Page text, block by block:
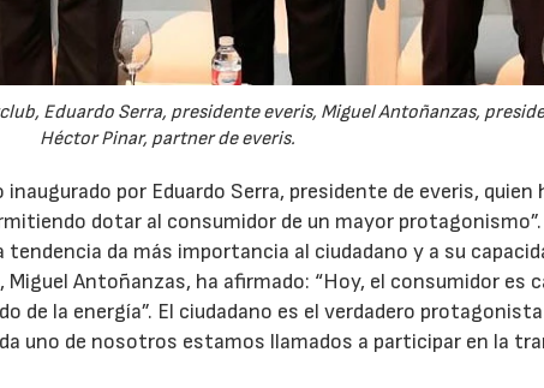
Eduardo Serra, presidente everis, Miguel Antoñanzas,
Héctor Pinar, partner de everis.
por Eduardo Serra, presidente de everis, quien
dotar al consumidor de un mayor
da más importancia al ciudadano y a su
Antoñanzas, ha afirmado: “Hoy, el consumidor es
de la energía”. El ciudadano es el verdadero
uno de nosotros estamos llamados a participar en la